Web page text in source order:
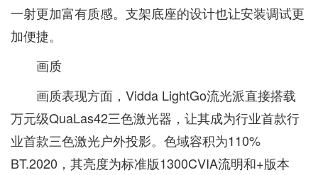
一射更加富有质感。支架底座的设计也让安装调试更
加便捷。
画质
画质表现方面，Vidda LightGo流光派直接搭载
万元级QuaLas42三色激光器，让其成为行业首款行
业首款三色激光户外投影。色域容积为110%
BT.2020，其亮度为标准版1300CVIA流明和+版本